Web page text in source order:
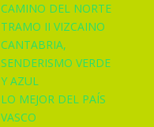
CAMINO DEL NORTE
TRAMO II VIZCAINO
CANTABRIA,
SENDERISMO VERDE
Y AZUL
LO MEJOR DEL PAÍS
VASCO